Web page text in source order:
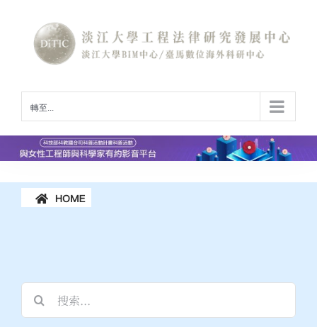
content
轉至...
歷屆活動花絮 最新活動&歷屆